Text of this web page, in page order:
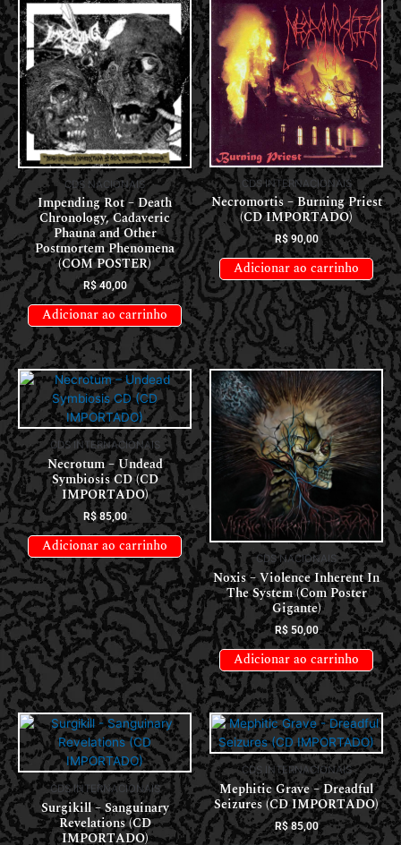
CDS NACIONAIS
Impending Rot – Death
Chronology, Cadaveric
Phauna and Other
Postmortem Phenomena
(COM POSTER)
R$40,00
Adicionar ao carrinho
CDS INTERNACIONAIS
Necromortis – Burning Priest
(CD IMPORTADO)
R$90,00
Adicionar ao carrinho
CDS INTERNACIONAIS
Necrotum – Undead
Symbiosis CD (CD
IMPORTADO)
R$85,00
Adicionar ao carrinho
CDS NACIONAIS
Noxis – Violence Inherent In
The System (Com Poster
Gigante)
R$50,00
Adicionar ao carrinho
CDS INTERNACIONAIS
Surgikill – Sanguinary
Revelations (CD
IMPORTADO)
CDS INTERNACIONAIS
Mephitic Grave – Dreadful
Seizures (CD IMPORTADO)
R$85,00